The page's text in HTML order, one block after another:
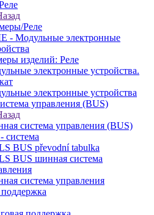
Реле
- Модульные электронные
изделий: Реле
электронные устройства.
электронные устройства
управления (BUS)
система управления (BUS)
система
BUS převodní tabulka
BUS шинная система
система управления